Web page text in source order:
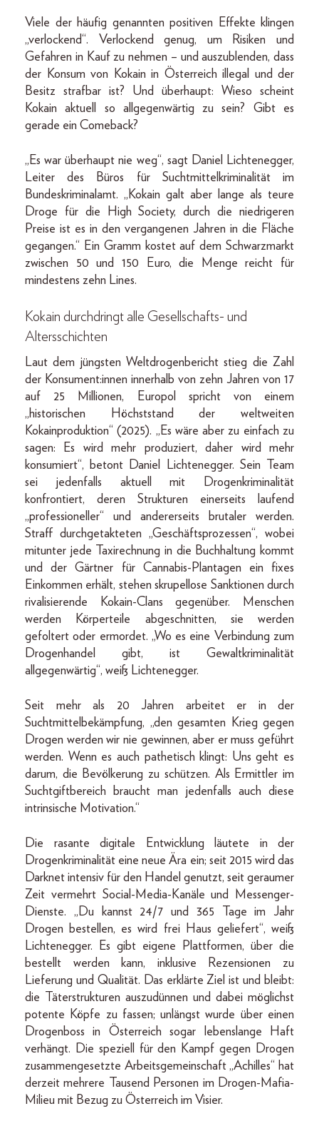
Viele der häufig genannten positiven Effekte klingen
„verlockend“. Verlockend genug, um Risiken und
Gefahren in Kauf zu nehmen – und auszublenden, dass
der Konsum von Kokain in Österreich illegal und der
Besitz strafbar ist? Und überhaupt: Wieso scheint
Kokain aktuell so allgegenwärtig zu sein? Gibt es
gerade ein Comeback?
„Es war überhaupt nie weg“, sagt Daniel Lichtenegger,
Leiter des Büros für Suchtmittelkriminalität im
Bundeskriminalamt. „Kokain galt aber lange als teure
Droge für die High Society, durch die niedrigeren
Preise ist es in den vergangenen Jahren in die Fläche
gegangen.“ Ein Gramm kostet auf dem Schwarzmarkt
zwischen 50 und 150 Euro, die Menge reicht für
mindestens zehn Lines.
Kokain durchdringt alle Gesellschafts- und
Altersschichten
Laut dem jüngsten Weltdrogenbericht stieg die Zahl
der Konsument:innen innerhalb von zehn Jahren von 17
auf 25 Millionen, Europol spricht von einem
„historischen Höchststand der weltweiten
Kokainproduktion“ (2025). „Es wäre aber zu einfach zu
sagen: Es wird mehr produziert, daher wird mehr
konsumiert“, betont Daniel Lichtenegger. Sein Team
sei jedenfalls aktuell mit Drogenkriminalität
konfrontiert, deren Strukturen einerseits laufend
„professioneller“ und andererseits brutaler werden.
Straff durchgetakteten „Geschäftsprozessen“, wobei
mitunter jede Taxirechnung in die Buchhaltung kommt
und der Gärtner für Cannabis-Plantagen ein fixes
Einkommen erhält, stehen skrupellose Sanktionen durch
rivalisierende Kokain-Clans gegenüber. Menschen
werden Körperteile abgeschnitten, sie werden
gefoltert oder ermordet. „Wo es eine Verbindung zum
Drogenhandel gibt, ist Gewaltkriminalität
allgegenwärtig“, weiß Lichtenegger.
Seit mehr als 20 Jahren arbeitet er in der
Suchtmittelbekämpfung, „den gesamten Krieg gegen
Drogen werden wir nie gewinnen, aber er muss geführt
werden. Wenn es auch pathetisch klingt: Uns geht es
darum, die Bevölkerung zu schützen. Als Ermittler im
Suchtgiftbereich braucht man jedenfalls auch diese
intrinsische Motivation.“
Die rasante digitale Entwicklung läutete in der
Drogenkriminalität eine neue Ära ein; seit 2015 wird das
Darknet intensiv für den Handel genutzt, seit geraumer
Zeit vermehrt Social-Media-Kanäle und Messenger-
Dienste. „Du kannst 24/7 und 365 Tage im Jahr
Drogen bestellen, es wird frei Haus geliefert“, weiß
Lichtenegger. Es gibt eigene Plattformen, über die
bestellt werden kann, inklusive Rezensionen zu
Lieferung und Qualität. Das erklärte Ziel ist und bleibt:
die Täterstrukturen auszudünnen und dabei möglichst
potente Köpfe zu fassen; unlängst wurde über einen
Drogenboss in Österreich sogar lebenslange Haft
verhängt. Die speziell für den Kampf gegen Drogen
zusammengesetzte Arbeitsgemeinschaft „Achilles“ hat
derzeit mehrere Tausend Personen im Drogen-Mafia-
Milieu mit Bezug zu Österreich im Visier.